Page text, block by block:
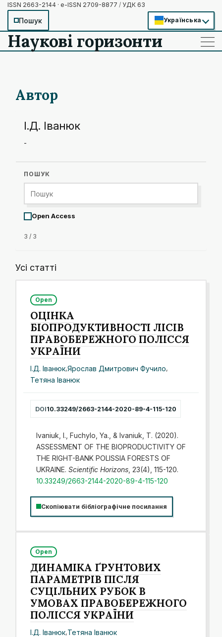
ISSN 2663-2144 · e-ISSN 2709-8877 / УДК 63
Пошук Українська
Наукові горизонти ——
——
——
Автор
І.Д. Іванюк
-
ПОШУК
Open Access
3 / 3
Усі статті
Open
ОЦІНКА
БІОПРОДУКТИВНОСТІ ЛІСІВ
ПРАВОБЕРЕЖНОГО ПОЛІССЯ
УКРАЇНИ
І.Д. Іванюк,Ярослав Дмитрович Фучило,
Тетяна Іванюк
DOI10.33249/2663-2144-2020-89-4-115-120
Ivaniuk, I., Fuchylo, Ya., & Ivaniuk, T. (2020).
ASSESSMENT OF THE BIOPRODUCTIVITY OF
THE RIGHT-BANK POLISSIA FORESTS OF
UKRAINE. Scientific Horizons, 23(4), 115-120.
10.33249/2663-2144-2020-89-4-115-120
Скопіювати бібліографічне посилання
Open
ДИНАМІКА ҐРУНТОВИХ
ПАРАМЕТРІВ ПІСЛЯ
СУЦІЛЬНИХ РУБОК В
УМОВАХ ПРАВОБЕРЕЖНОГО
ПОЛІССЯ УКРАЇНИ
І.Д. Іванюк,Тетяна Іванюк